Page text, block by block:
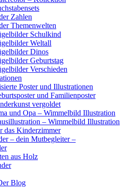
Zahlen
Themenwelten
Schulkind
Weltall
Dinos
Geburtstag
Verschieden
Poster und Illustrationen
und Familienposter
vergoldet
und Opa – Wimmelbild Illustration
– Wimmelbild Illustration
das Kinderzimmer
– dein Mutbegleiter –
aus Holz
Blog